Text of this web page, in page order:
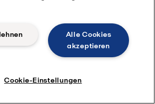
Alle Cookies
akzeptieren
Cookie-Einstellungen